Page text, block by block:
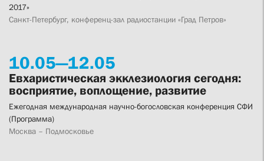
2017»
Санкт-Петербург, конференц-зал радиостанции «Град Петров»
10.05—12.05
Евхаристическая экклезиология сегодня:
восприятие, воплощение, развитие
Ежегодная международная научно-богословская конференция СФИ
(Программа)
Москва – Подмосковье